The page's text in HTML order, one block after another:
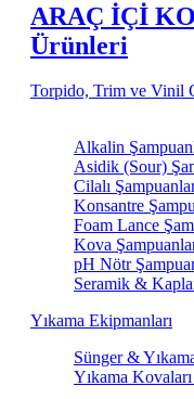
ARAÇ İÇİ
Ürünleri
Torpido, Trim ve Vinil
Alkalin
Asidik (Sour)
Cilalı
Konsantre
Foam Lance
Kova
pH Nötr
Seramik &
Yıkama Ekipmanları
Sünger &
Yıkama